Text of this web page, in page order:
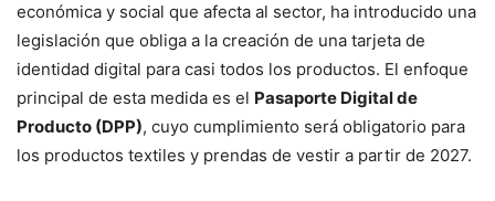
económica y social que afecta al sector, ha introducido una
legislación que obliga a la creación de una tarjeta de
identidad digital para casi todos los productos. El enfoque
principal de esta medida es el Pasaporte Digital de
Producto (DPP), cuyo cumplimiento será obligatorio para
los productos textiles y prendas de vestir a partir de 2027.